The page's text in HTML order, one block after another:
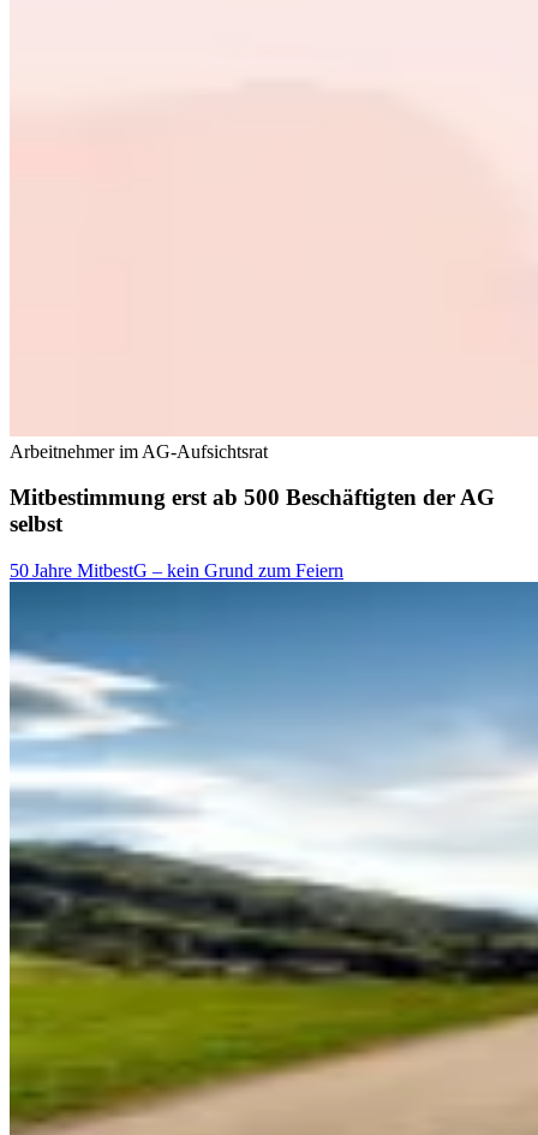
Arbeitnehmer im AG-Aufsichtsrat
Mitbestimmung erst ab 500 Beschäftigten der AG
selbst
50 Jahre MitbestG – kein Grund zum Feiern